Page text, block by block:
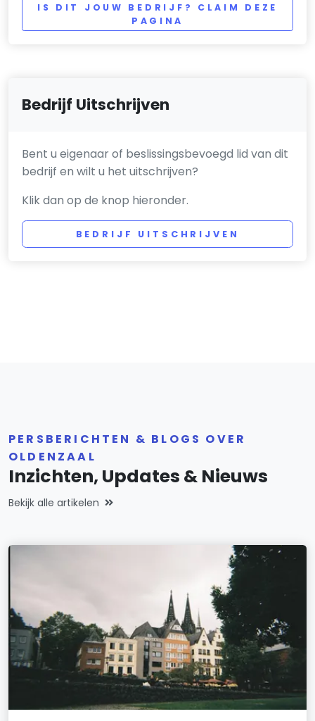
IS DIT JOUW BEDRIJF? CLAIM DEZE
PAGINA
Bedrijf Uitschrijven
Bent u eigenaar of beslissingsbevoegd lid van dit
bedrijf en wilt u het uitschrijven?
Klik dan op de knop hieronder.
BEDRIJF UITSCHRIJVEN
PERSBERICHTEN & BLOGS OVER
OLDENZAAL
Inzichten, Updates & Nieuws
Bekijk alle artikelen